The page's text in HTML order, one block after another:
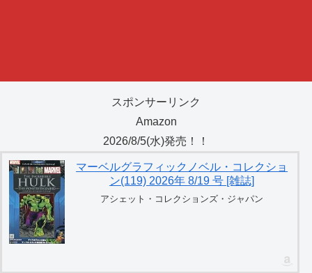
スポンサーリンク
Amazon
2026/8/5(水)発売！！
マーベルグラフィックノベル・コレクショ
ン(119) 2026年 8/19 号 [雑誌]
アシェット・コレクションズ・ジャパン